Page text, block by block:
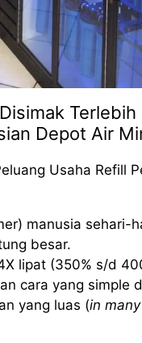
Depot Air
Usaha Refill
manusia sehari-
besar.
lipat (350% s/d
cara yang simple
yang luas (in